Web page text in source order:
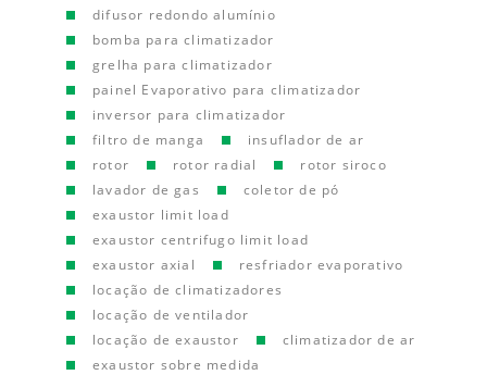
difusor redondo alumínio
bomba para climatizador
grelha para climatizador
painel Evaporativo para climatizador
inversor para climatizador
filtro de manga
insuflador de ar
rotor
rotor radial
rotor siroco
lavador de gas
coletor de pó
exaustor limit load
exaustor centrifugo limit load
exaustor axial
resfriador evaporativo
locação de climatizadores
locação de ventilador
locação de exaustor
climatizador de ar
exaustor sobre medida